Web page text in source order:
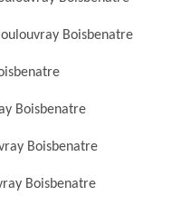
Boisbenatre
Boisbenatre
Boisbenatre
Boisbenatre